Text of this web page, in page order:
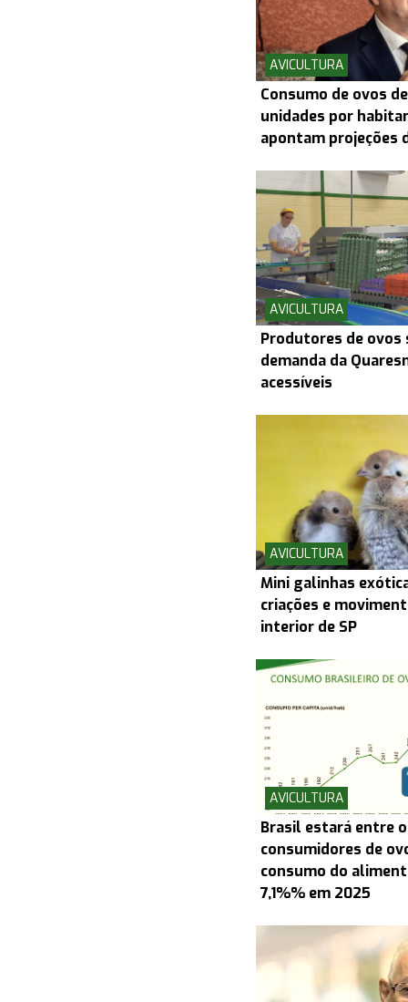
AVICULTURA
Consumo de ovos
unidades por
apontam projeções
AVICULTURA
Produtores de ovos
demanda da
acessíveis
AVICULTURA
Mini galinhas
criações e
interior de SP
AVICULTURA
Brasil estará entre
consumidores de
consumo do
7,1%% em 2025